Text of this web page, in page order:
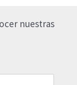
nuestras